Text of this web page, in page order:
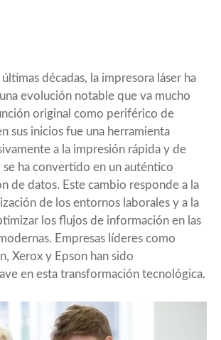
décadas, la impresora láser ha
evolución notable que va mucho
original como periférico de
sus inicios fue una herramienta
a la impresión rápida y de
se ha convertido en un auténtico
de datos. Este cambio responde a la
de los entornos laborales y a la
los flujos de información en las
Empresas líderes como
Xerox y Epson han sido
en esta transformación tecnológica.